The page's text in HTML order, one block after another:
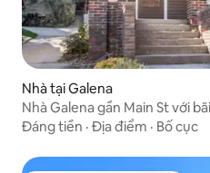
Nhà tại Galena
Nhà Galena gần Main St với
Đáng tiền · Địa điểm · Bố cục